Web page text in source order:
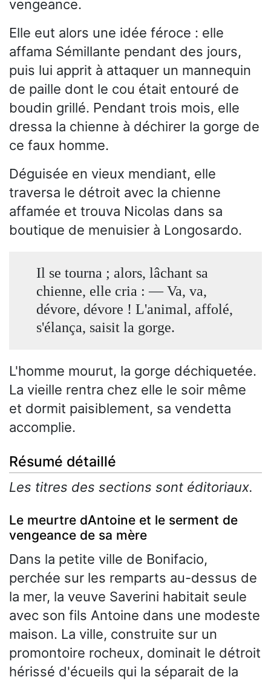
vengeance.
Elle eut alors une idée féroce : elle
affama Sémillante pendant des jours,
puis lui apprit à attaquer un mannequin
de paille dont le cou était entouré de
boudin grillé. Pendant trois mois, elle
dressa la chienne à déchirer la gorge de
ce faux homme.
Déguisée en vieux mendiant, elle
traversa le détroit avec la chienne
affamée et trouva Nicolas dans sa
boutique de menuisier à Longosardo.
Il se tourna ; alors, lâchant sa
chienne, elle cria : — Va, va,
dévore, dévore ! L'animal, affolé,
s'élança, saisit la gorge.
L'homme mourut, la gorge déchiquetée.
La vieille rentra chez elle le soir même
et dormit paisiblement, sa vendetta
accomplie.
Résumé détaillé
Les titres des sections sont éditoriaux.
Le meurtre dAntoine et le serment de
vengeance de sa mère
Dans la petite ville de Bonifacio,
perchée sur les remparts au-dessus de
la mer, la veuve Saverini habitait seule
avec son fils Antoine dans une modeste
maison. La ville, construite sur un
promontoire rocheux, dominait le détroit
hérissé d'écueils qui la séparait de la